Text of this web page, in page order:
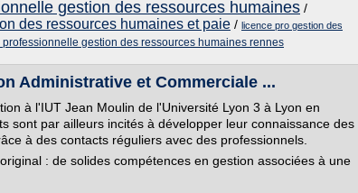
gestion des ressources humaines /
des ressources humaines et paie / licence pro gestion des
professionnelle gestion des ressources humaines rennes
Administrative et Commerciale ...
à l'IUT Jean Moulin de l'Université Lyon 3 à Lyon en
sont par ailleurs incités à développer leur connaissance des
à des contacts réguliers avec des professionnels.
: de solides compétences en gestion associées à une